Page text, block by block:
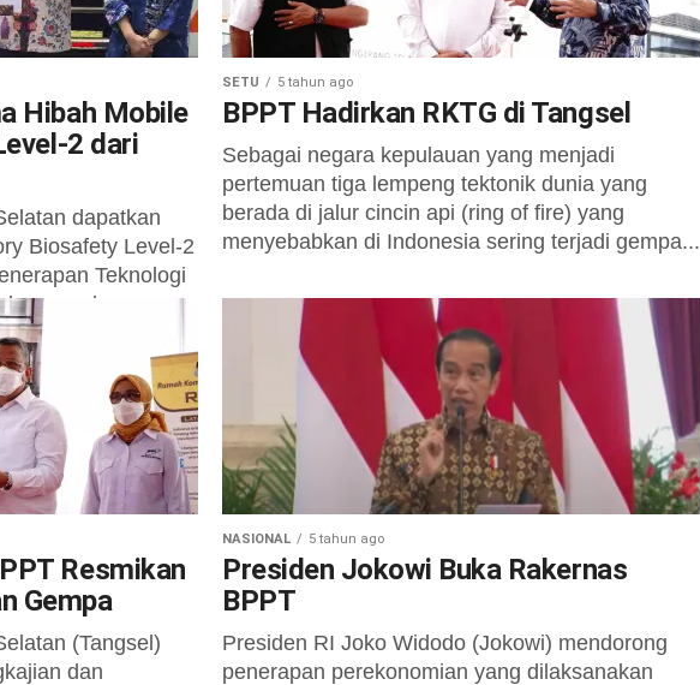
Hibah Mobile
2 dari
dapatkan
Biosafety Level-2
Teknologi
rangka
SETU 5 tahun ago
BPPT Hadirkan RKTG di Tangsel
Sebagai negara kepulauan yang menjadi
pertemuan tiga lempeng tektonik dunia yang
berada di jalur cincin api (ring of fire) yang
menyebabkan di Indonesia sering terjadi gempa...
Resmikan
Gempa
(Tangsel)
dan
NASIONAL 5 tahun ago
Presiden Jokowi Buka Rakernas
BPPT
Presiden RI Joko Widodo (Jokowi) mendorong
penerapan perekonomian yang dilaksanakan